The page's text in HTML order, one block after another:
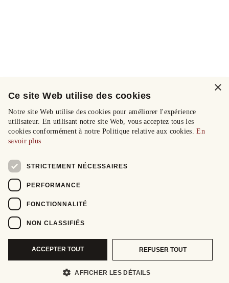
×
Ce site Web utilise des cookies
Notre site Web utilise des cookies pour améliorer l'expérience
utilisateur. En utilisant notre site Web, vous acceptez tous les
cookies conformément à notre Politique relative aux cookies.En
savoir plus
STRICTEMENT NÉCESSAIRES
PERFORMANCE
FONCTIONNALITÉ
NON CLASSIFIÉS
ACCEPTER TOUT REFUSER TOUT
AFFICHER LES DÉTAILS